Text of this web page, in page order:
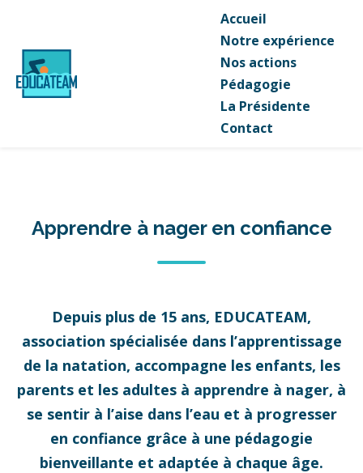
Accueil
Notre expérience
Nos actions
Pédagogie
La Présidente
Contact
Apprendre à nager en confiance
Depuis plus de 15 ans, EDUCATEAM,
association spécialisée dans l’apprentissage
de la natation, accompagne les enfants, les
parents et les adultes à apprendre à nager, à
se sentir à l’aise dans l’eau et à progresser
en confiance grâce à une pédagogie
bienveillante et adaptée à chaque âge.